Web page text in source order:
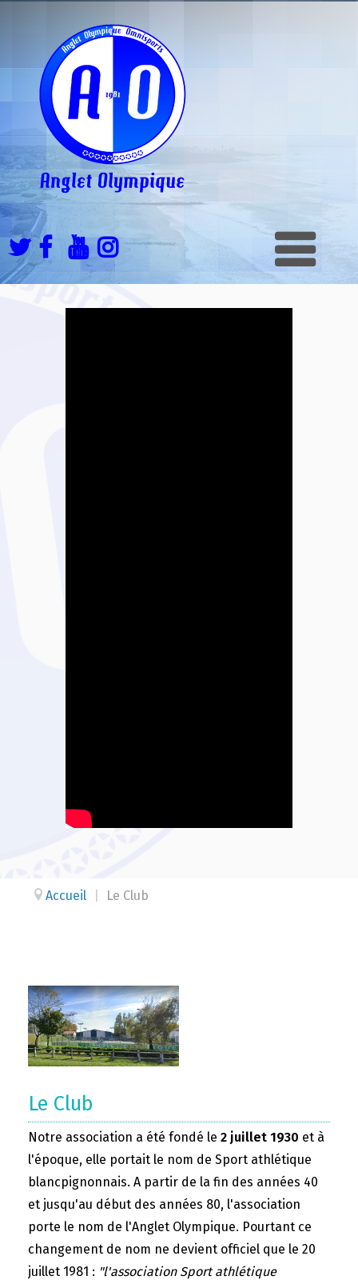
Accueil Le Club
Le Club
Notre association a été fondé le 2 juillet 1930 et à
l'époque, elle portait le nom de Sport athlétique
blancpignonnais. A partir de la fin des années 40
et jusqu'au début des années 80, l'association
porte le nom de l'Anglet Olympique. Pourtant ce
changement de nom ne devient officiel que le 20
juillet 1981 : "l'association Sport athlétique